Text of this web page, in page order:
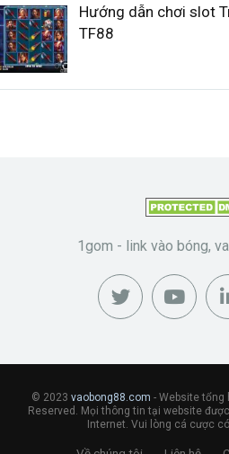
Hướng dẫn chơi slot
TF88
1gom - link vào bóng,
© 2023 vaobong88.com - Website tổng
Reserved. Mọi thông tin tại website
Internet. Vui lòng cá cược